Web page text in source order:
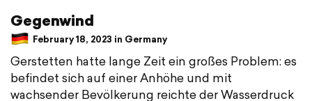
Gegenwind
February 18, 2023 in Germany
Gerstetten hatte lange Zeit ein großes Problem: es
befindet sich auf einer Anhöhe und mit
wachsender Bevölkerung reichte der Wasserdruck